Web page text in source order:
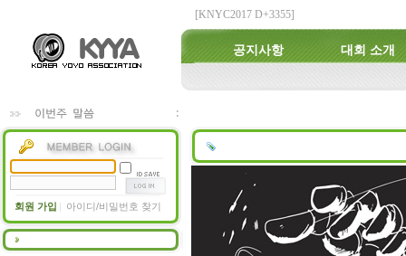
공지사항 대회 소개
[KNYC2017 D+3355]
회원 가입 아이디/비밀번호 찾기